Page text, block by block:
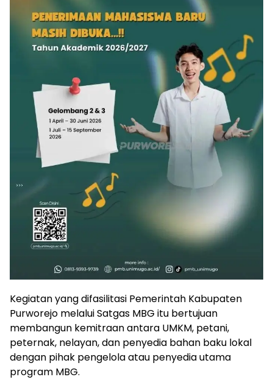
Kegiatan yang difasilitasi Pemerintah Kabupaten
Purworejo melalui Satgas MBG itu bertujuan
membangun kemitraan antara UMKM, petani,
peternak, nelayan, dan penyedia bahan baku lokal
dengan pihak pengelola atau penyedia utama
program MBG.